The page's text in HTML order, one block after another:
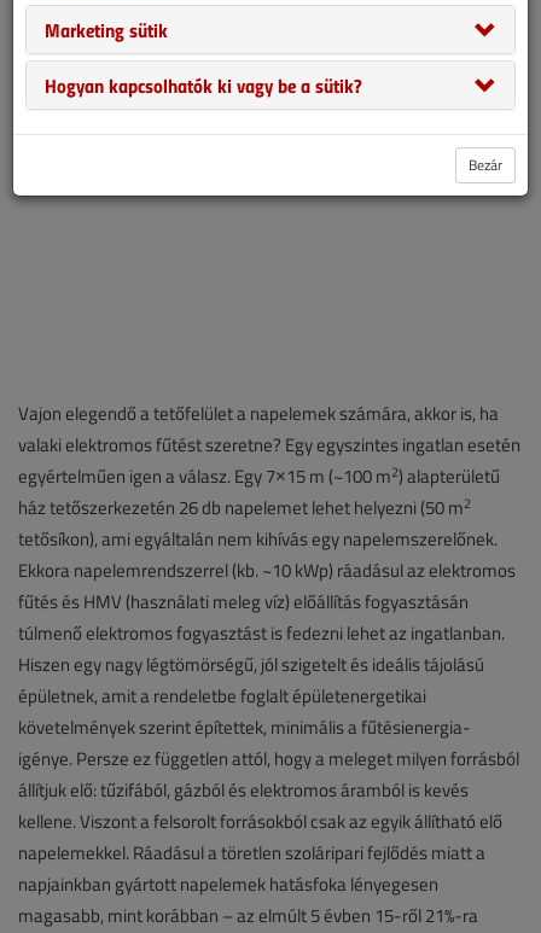
támogatásnak örvendő napelemes rendszer mellett döntsenek a
beruházók.
Vajon elegendő a tetőfelület a napelemek számára, akkor is, ha
valaki elektromos fűtést szeretne? Egy egyszintes ingatlan esetén
egyértelműen igen a válasz. Egy 7×15 m (~100 m2) alapterületű
ház tetőszerkezetén 26 db napelemet lehet helyezni (50 m2
tetősíkon), ami egyáltalán nem kihívás egy napelemszerelőnek.
Ekkora napelemrendszerrel (kb. ~10 kWp) ráadásul az elektromos
fűtés és HMV (használati meleg víz) előállítás fogyasztásán
túlmenő elektromos fogyasztást is fedezni lehet az ingatlanban.
Hiszen egy nagy légtömörségű, jól szigetelt és ideális tájolású
épületnek, amit a rendeletbe foglalt épületenergetikai
követelmények szerint építettek, minimális a fűtésienergia-
igénye. Persze ez független attól, hogy a meleget milyen forrásból
állítjuk elő: tűzifából, gázból és elektromos áramból is kevés
kellene. Viszont a felsorolt forrásokból csak az egyik állítható elő
napelemekkel. Ráadásul a töretlen szoláripari fejlődés miatt a
napjainkban gyártott napelemek hatásfoka lényegesen
magasabb, mint korábban – az elmúlt 5 évben 15-ről 21%-ra
Marketing sütik
Hogyan kapcsolhatók ki vagy be a sütik?
Bezár